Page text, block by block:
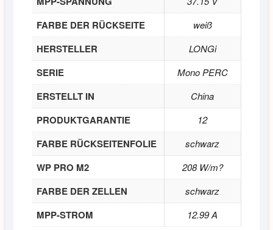
FARBE DER RÜCKSEITE weiß
HERSTELLER LONGi
SERIE Mono PERC
ERSTELLT IN China
PRODUKTGARANTIE 12
FARBE RÜCKSEITENFOLIE schwarz
WP PRO M2 208 W/m?
FARBE DER ZELLEN schwarz
MPP-STROM 12.99 A